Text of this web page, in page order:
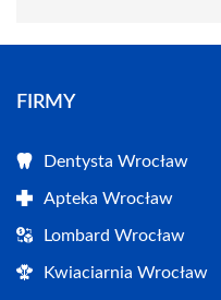
FIRMY
Dentysta Wrocław
Apteka Wrocław
Lombard Wrocław
Kwiaciarnia Wrocław